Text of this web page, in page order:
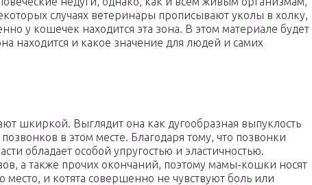
случаях ветеринары прописывают уколы в холку,
у кошечек находится эта зона. В этом материале будет
находится и какое значение для людей и самих
шкиркой. Выглядит она как дугообразная выпуклость
в этом месте. Благодаря тому, что позвонки
обладает особой упругостью и эластичностью.
а также прочих окончаний, поэтому мамы-кошки носят
место, и котята совершенно не чувствуют боль или